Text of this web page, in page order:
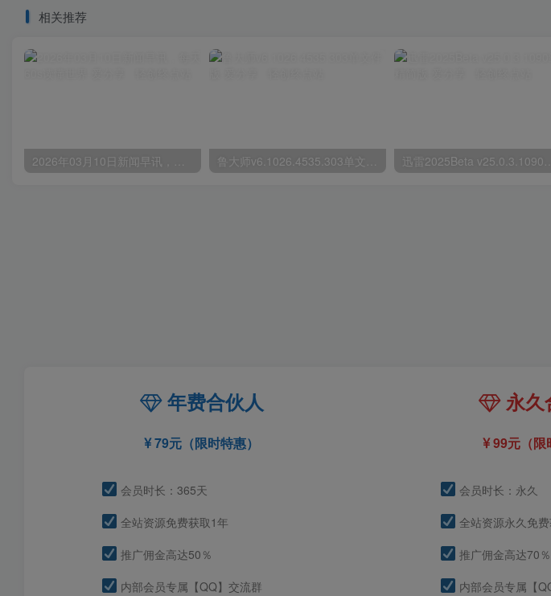
相关推荐
年费合伙人
79元（限时特惠）
会员时长：365天
全站资源免费获取1年
推广佣金高达50％
内部会员专属【QQ】交流群
永久
99元（限
会员时长：永久
全站资源永久免
推广佣金高达70％
内部会员专属【